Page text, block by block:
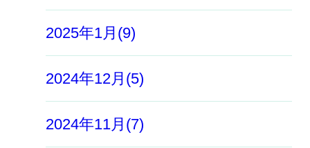
2025年1月(9)
2024年12月(5)
2024年11月(7)